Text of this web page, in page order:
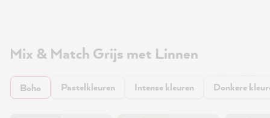
Mix & Match Grijs met Linnen
Boho Pastelkleuren Intense kleuren Donkere